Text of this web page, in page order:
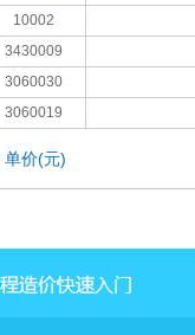
10002
3430009
3060030
3060019
单价(元)